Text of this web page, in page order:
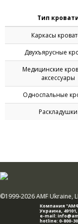
Тип
Каркасы
Двухъярусные
Медицинские
аксессуары
Односпальные
Раскладушки
Компания
Украина, 49101,
e-mail:
hotline: 0-800-
©1999-2026 AMF Ukraine,